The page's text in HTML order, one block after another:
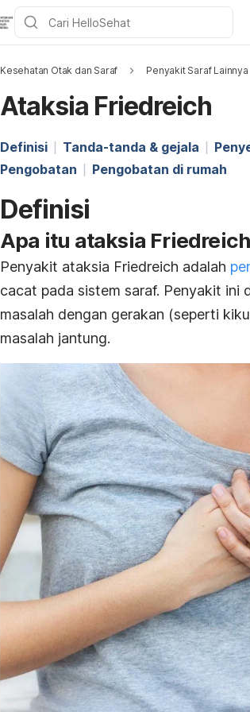
Kesehatan Otak dan Saraf Penyakit Saraf Lainnya
Ataksia Friedreich
Definisi Tanda-tanda & gejala
Pengobatan
Pengobatan di rumah
Definisi
Apa itu ataksia
Penyakit ataksia Friedreich adalah
cacat pada sistem saraf. Penyakit ini
masalah dengan gerakan (seperti
masalah jantung.